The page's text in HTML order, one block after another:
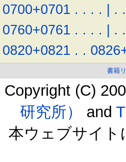
0700+0701 . . . . | . .
0760+0761 . . . . | . .
0820+0821 . .
書籍
Copyright (C)
研究所）
and
本ウェブサイト